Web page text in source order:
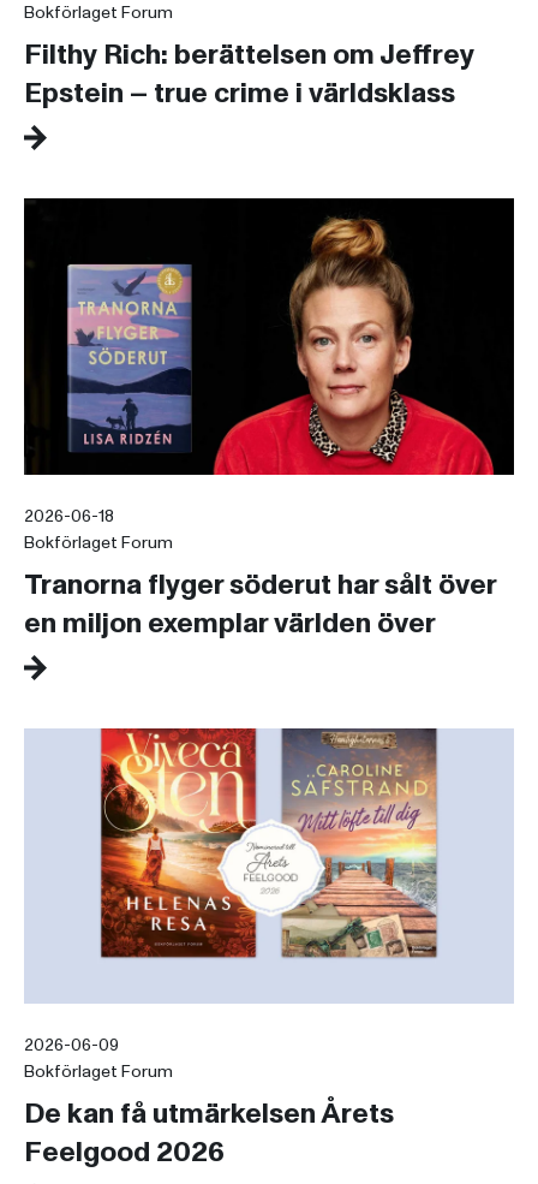
Bokförlaget Forum
Filthy Rich: berättelsen om Jeffrey
Epstein – true crime i världsklass
2026-06-18
Bokförlaget Forum
Tranorna flyger söderut har sålt över
en miljon exemplar världen över
2026-06-09
Bokförlaget Forum
De kan få utmärkelsen Årets
Feelgood 2026